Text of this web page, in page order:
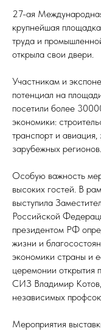
27-ая
крупнейшая
труда и
открыла свои двери.
Участникам и
потенциал на
посетили более
экономики:
транспорт и
зарубежных регионов.
Особую важность
высоких гостей. В
выступила
Российской
президентом РФ
жизни и
экономики страны и
церемонии открытия
СИЗ Владимир
независимых
Мероприятия